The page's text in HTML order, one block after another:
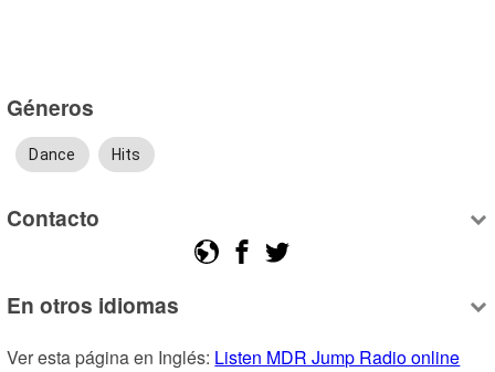
Géneros
Dance Hits
Contacto
En otros idiomas
Ver esta página en Inglés: Listen MDR Jump Radio online